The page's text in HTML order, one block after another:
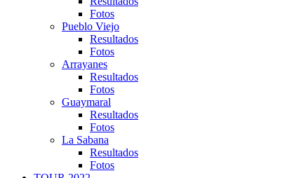
Fotos
Pueblo Viejo
Resultados
Fotos
Arrayanes
Resultados
Fotos
Guaymaral
Resultados
Fotos
La Sabana
Resultados
Fotos